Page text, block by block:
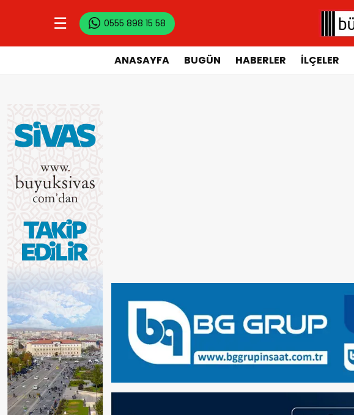
☰ 0555 898 15 58
ANASAYFA BUGÜN HABERLER İLÇELER